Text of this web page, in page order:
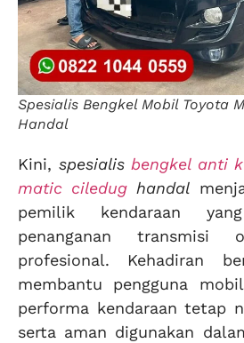
Spesialis Bengkel Mobil Toyota
Handal
Kini, spesialisbengkel anti
matic ciledug handal
pemilik kendaraan
penanganan transmisi
profesional. Kehadiran
membantu pengguna
performa kendaraan tetap
serta aman digunakan